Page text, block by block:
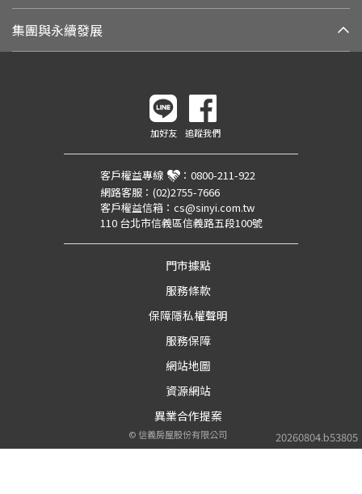
集團與永續發展
20260804.b53805
加好友 追蹤我們
客戶權益專線 ： 0800-211-922
網路客服： (02)2755-7666
客戶權益信箱： cs@sinyi.com.tw
110 台北市信義區信義路五段100號
門市據點
服務條款
保障隱私權聲明
服務保障
網站地圖
資源網站
異業合作提案
©信義房屋股份有限公司